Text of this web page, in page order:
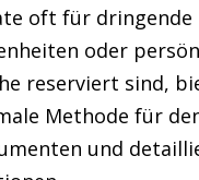
oft für dringende
oder
reserviert sind,
Methode für
und